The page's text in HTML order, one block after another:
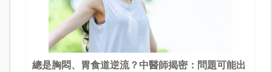
總是胸悶、胃食道逆流？中醫師揭密：問題可能出